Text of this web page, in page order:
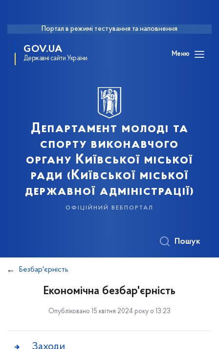
Портал в режимі тестування та наповнення
GOV.UA
Державні сайти України
Меню
Департамент молоді та
спорту виконавчого
органу Київської міської
ради (Київської міської
державної адміністрації)
офіційний вебпортал
Пошук
Безбар'єрність
Економічна безбар'єрність
Опубліковано 15 квітня 2024 року о 13:23